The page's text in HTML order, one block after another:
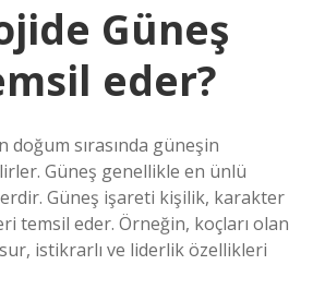
Güneş
eder?
doğum sırasında güneşin
Güneş genellikle en ünlü
Güneş işareti kişilik, karakter
temsil eder. Örneğin, koçları olan
istikrarlı ve liderlik özellikleri